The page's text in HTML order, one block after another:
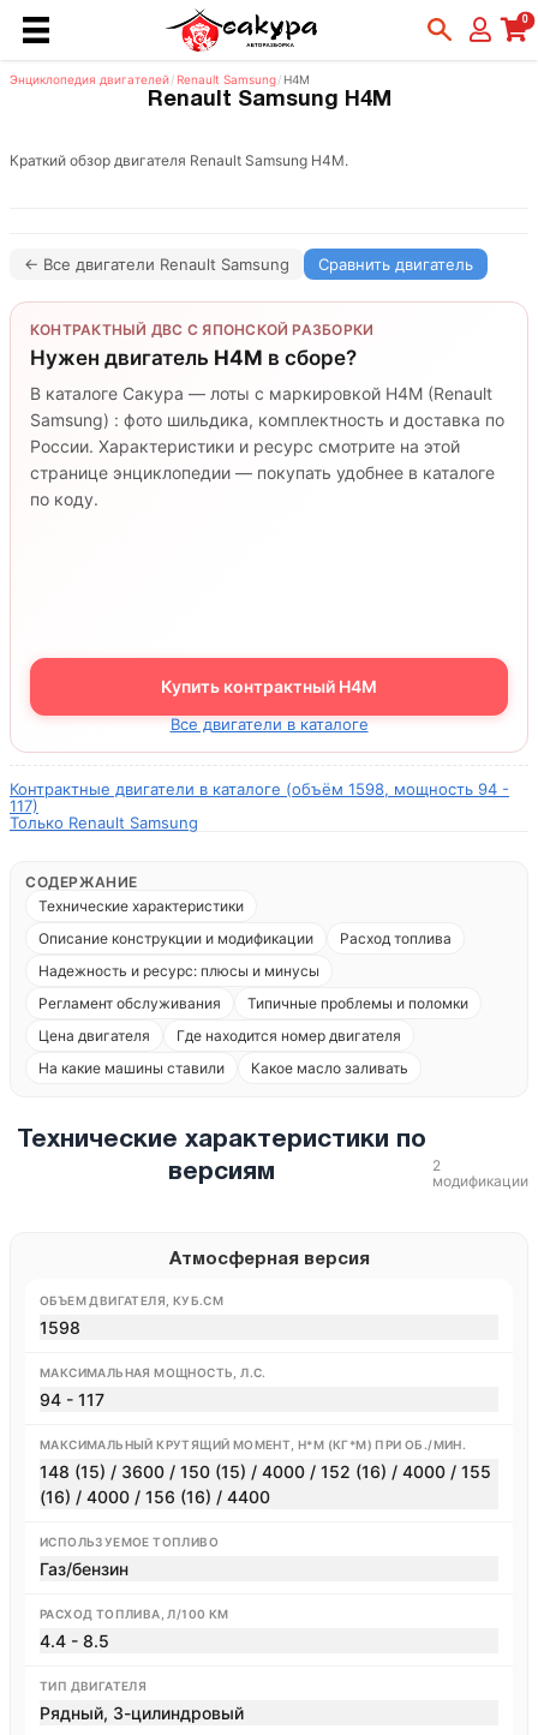
0
Энциклопедия двигателей/ Renault Samsung/ H4M
Renault Samsung H4M
Краткий обзор двигателя Renault Samsung H4M.
← Все двигатели Renault Samsung Сравнить двигатель
КОНТРАКТНЫЙ ДВС С ЯПОНСКОЙ РАЗБОРКИ
Нужен двигатель H4M в сборе?
В каталоге Сакура — лоты с маркировкой H4M (Renault
Samsung) : фото шильдика, комплектность и доставка по
России. Характеристики и ресурс смотрите на этой
странице энциклопедии — покупать удобнее в каталоге
по коду.
Купить контрактный H4M
Все двигатели в каталоге
Контрактные двигатели в каталоге (объём 1598, мощность 94 -
117)
Только Renault Samsung
СОДЕРЖАНИЕ
Технические характеристики
Описание конструкции и модификации
Расход топлива
Надежность и ресурс: плюсы и минусы
Регламент обслуживания
Типичные проблемы и поломки
Цена двигателя
Где находится номер двигателя
На какие машины ставили
Какое масло заливать
Технические характеристики по
версиям
2
модификации
Атмосферная версия
ОБЪЕМ ДВИГАТЕЛЯ, КУБ.СМ
1598
МАКСИМАЛЬНАЯ МОЩНОСТЬ, Л.С.
94 - 117
МАКСИМАЛЬНЫЙ КРУТЯЩИЙ МОМЕНТ, Н*М (КГ*М) ПРИ ОБ./МИН.
148 (15) / 3600 / 150 (15) / 4000 / 152 (16) / 4000 / 155
(16) / 4000 / 156 (16) / 4400
ИСПОЛЬЗУЕМОЕ ТОПЛИВО
Газ/бензин
РАСХОД ТОПЛИВА, Л/100 КМ
4.4 - 8.5
ТИП ДВИГАТЕЛЯ
Рядный, 3-цилиндровый